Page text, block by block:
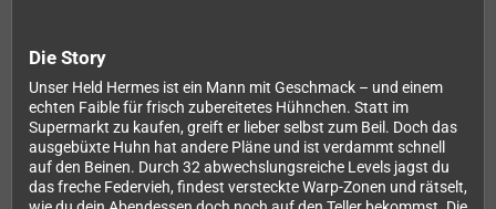
Die Story
Unser Held Hermes ist ein Mann mit Geschmack – und einem
echten Faible für frisch zubereitetes Hühnchen. Statt im
Supermarkt zu kaufen, greift er lieber selbst zum Beil. Doch das
ausgebüxte Huhn hat andere Pläne und ist verdammt schnell
auf den Beinen. Durch 32 abwechslungsreiche Levels jagst du
das freche Federvieh, findest versteckte Warp-Zonen und rätselt,